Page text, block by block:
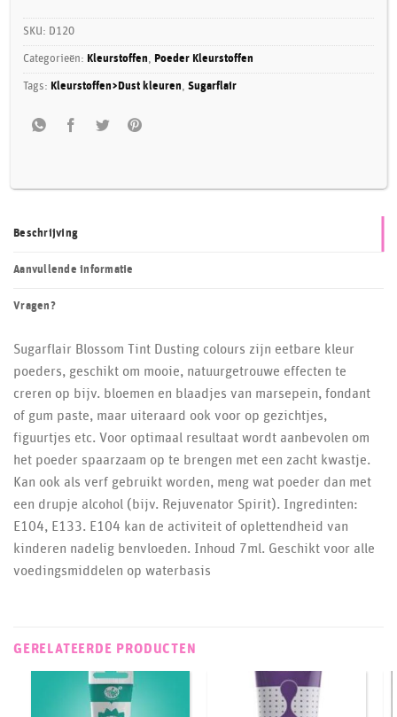
SKU: D120
Categorieën: Kleurstoffen, Poeder Kleurstoffen
Tags: Kleurstoffen>Dust kleuren,Sugarflair
Beschrijving
Aanvullende informatie
Vragen?
Sugarflair Blossom Tint Dusting colours zijn eetbare kleur
poeders, geschikt om mooie, natuurgetrouwe effecten te
creren op bijv. bloemen en blaadjes van marsepein, fondant
of gum paste, maar uiteraard ook voor op gezichtjes,
figuurtjes etc. Voor optimaal resultaat wordt aanbevolen om
het poeder spaarzaam op te brengen met een zacht kwastje.
Kan ook als verf gebruikt worden, meng wat poeder dan met
een drupje alcohol (bijv. Rejuvenator Spirit). Ingredinten:
E104, E133. E104 kan de activiteit of oplettendheid van
kinderen nadelig benvloeden. Inhoud 7ml. Geschikt voor alle
voedingsmiddelen op waterbasis
GERELATEERDE PRODUCTEN